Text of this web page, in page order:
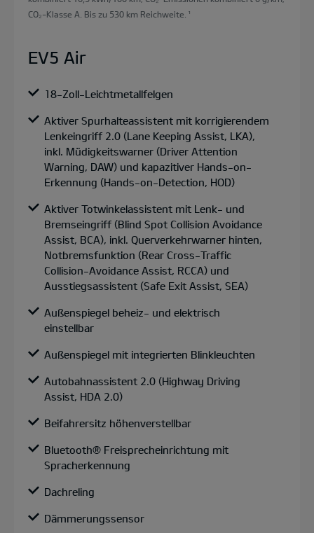
CO₂-Klasse A. Bis zu 530 km Reichweite. ¹
EV5 Air
18-Zoll-Leichtmetallfelgen
Aktiver Spurhalteassistent mit korrigierendem
Lenkeingriff 2.0 (Lane Keeping Assist, LKA),
inkl. Müdigkeitswarner (Driver Attention
Warning, DAW) und kapazitiver Hands-on-
Erkennung (Hands-on-Detection, HOD)
Aktiver Totwinkelassistent mit Lenk- und
Bremseingriff (Blind Spot Collision Avoidance
Assist, BCA), inkl. Querverkehrwarner hinten,
Notbremsfunktion (Rear Cross-Traffic
Collision-Avoidance Assist, RCCA) und
Ausstiegsassistent (Safe Exit Assist, SEA)
Außenspiegel beheiz- und elektrisch
einstellbar
Außenspiegel mit integrierten Blinkleuchten
Autobahnassistent 2.0 (Highway Driving
Assist, HDA 2.0)
Beifahrersitz höhenverstellbar
Bluetooth® Freisprecheinrichtung mit
Spracherkennung
Dachreling
Dämmerungssensor